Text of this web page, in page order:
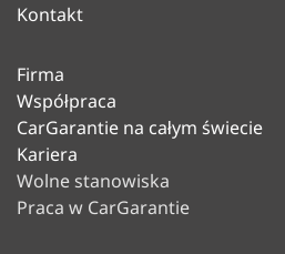
faks: +48 22 319 62
producentów w
dla całej Europy
Kontakt
Firma
Współpraca
CarGarantie na całym świecie
Kariera
Wolne stanowiska
Praca w CarGarantie